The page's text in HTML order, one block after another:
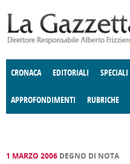
CRONACA EDITORIALI SPECIALI
APPROFONDIMENTI
E SPETTACOLI POLITICA
RUBRICHE
DELLE IDEE FATTI DELLO SPIRITO
1 MARZO 2006 DEGNO DI NOTA